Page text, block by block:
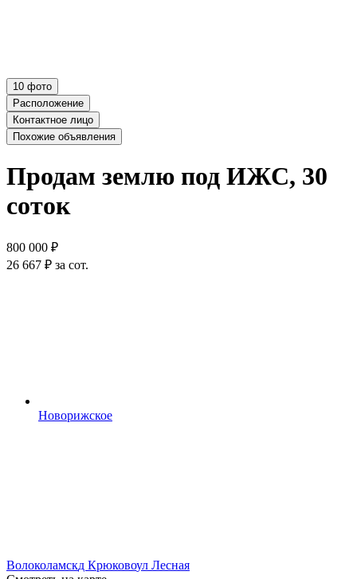
10 фото
Расположение
Контактное лицо
Похожие объявления
Продам землю под ИЖС, 30
соток
800 000 ₽
26 667 ₽ за сот.
Новорижское
Волоколамскд Крюковоул Лесная